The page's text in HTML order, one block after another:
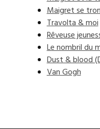
Maigret se
Travolta & moi
Rêveuse
Le nombril du
Dust & blood
Van Gogh